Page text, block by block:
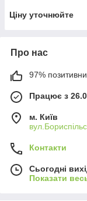
Ціну уточнюйте
Про нас
97%
Працює з
м. Київ
Контакти
Сьогодні
Показати